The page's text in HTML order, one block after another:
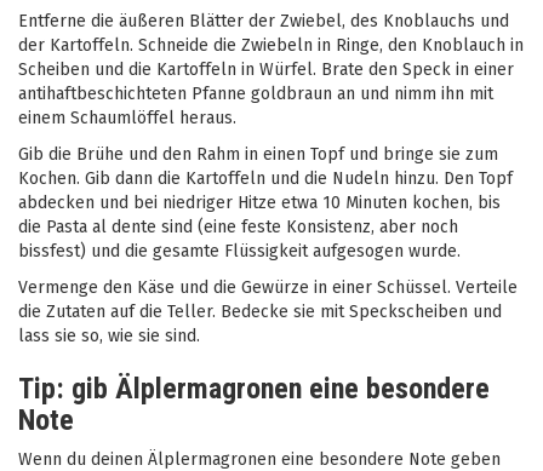
Entferne die äußeren Blätter der Zwiebel, des Knoblauchs und
der Kartoffeln. Schneide die Zwiebeln in Ringe, den Knoblauch in
Scheiben und die Kartoffeln in Würfel. Brate den Speck in einer
antihaftbeschichteten Pfanne goldbraun an und nimm ihn mit
einem Schaumlöffel heraus.
Gib die Brühe und den Rahm in einen Topf und bringe sie zum
Kochen. Gib dann die Kartoffeln und die Nudeln hinzu. Den Topf
abdecken und bei niedriger Hitze etwa 10 Minuten kochen, bis
die Pasta al dente sind (eine feste Konsistenz, aber noch
bissfest) und die gesamte Flüssigkeit aufgesogen wurde.
Vermenge den Käse und die Gewürze in einer Schüssel. Verteile
die Zutaten auf die Teller. Bedecke sie mit Speckscheiben und
lass sie so, wie sie sind.
Tip: gib Älplermagronen eine besondere
Note
Wenn du deinen Älplermagronen eine besondere Note geben